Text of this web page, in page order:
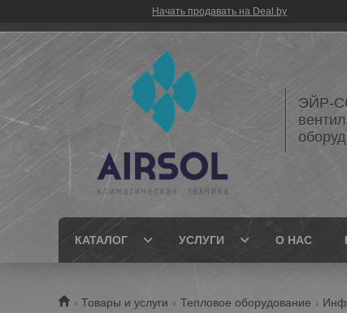
Начать продавать на Deal.by
ЭЙР-
КАТАЛОГ УСЛУГИ О НАС
Товары и услуги Тепловое оборудование